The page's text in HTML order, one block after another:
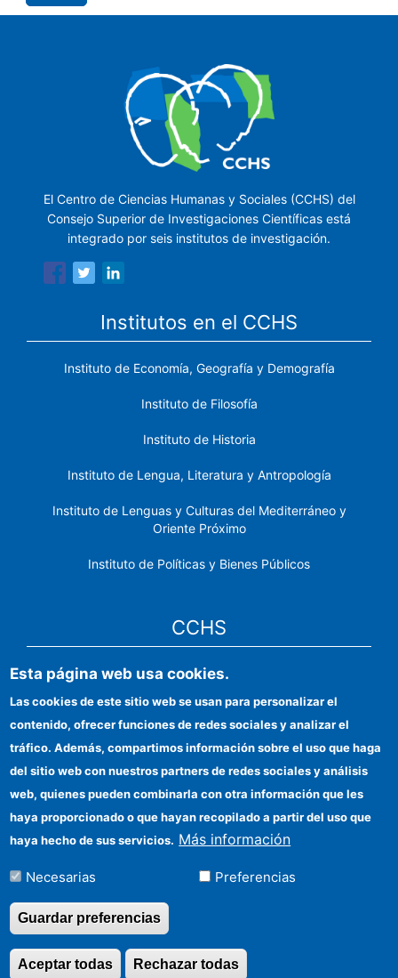
El Centro de Ciencias Humanas y Sociales (CCHS) del
Consejo Superior de Investigaciones Científicas está
integrado por seis institutos de investigación.
Institutos en el CCHS
Instituto de Economía, Geografía y Demografía
Instituto de Filosofía
Instituto de Historia
Instituto de Lengua, Literatura y Antropología
Instituto de Lenguas y Culturas del Mediterráneo y
Oriente Próximo
Instituto de Políticas y Bienes Públicos
CCHS
Sede electrónica CSIC
Identidad institucional
Información para proveedores
Ayudas FEDER
Organismos financiadores
Contacto
Cómo llegar
©Copyright 2026 Todos los derechos reservados
Esta página web usa cookies.
Las cookies de este sitio web se usan para personalizar el
contenido, ofrecer funciones de redes sociales y analizar el
tráfico. Además, compartimos información sobre el uso que haga
del sitio web con nuestros partners de redes sociales y análisis
web, quienes pueden combinarla con otra información que les
haya proporcionado o que hayan recopilado a partir del uso que
haya hecho de sus servicios. Más información
Necesarias Preferencias
Guardar preferencias
Rechazar todas
Aceptar todas